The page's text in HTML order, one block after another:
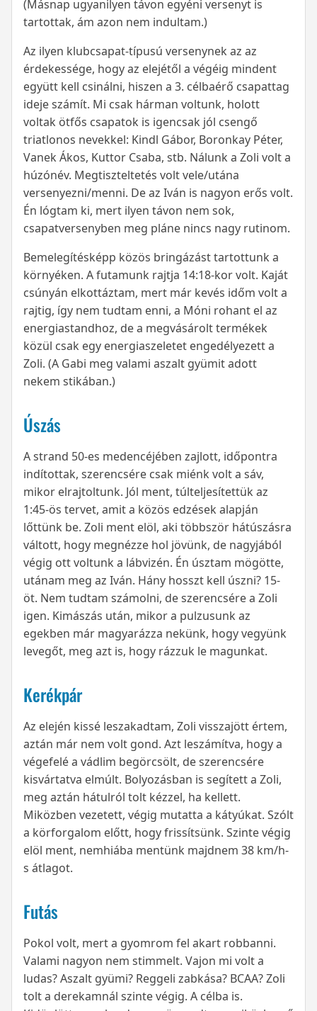
(Másnap ugyanilyen távon egyéni versenyt is
tartottak, ám azon nem indultam.)
Az ilyen klubcsapat-típusú versenynek az az
érdekessége, hogy az elejétől a végéig mindent
együtt kell csinálni, hiszen a 3. célbaérő csapattag
ideje számít. Mi csak hárman voltunk, holott
voltak ötfős csapatok is igencsak jól csengő
triatlonos nevekkel: Kindl Gábor, Boronkay Péter,
Vanek Ákos, Kuttor Csaba, stb. Nálunk a Zoli volt a
húzónév. Megtiszteltetés volt vele/utána
versenyezni/menni. De az Iván is nagyon erős volt.
Én lógtam ki, mert ilyen távon nem sok,
csapatversenyben meg pláne nincs nagy rutinom.
Bemelegítésképp közös bringázást tartottunk a
környéken. A futamunk rajtja 14:18-kor volt. Kaját
csúnyán elkottáztam, mert már kevés időm volt a
rajtig, így nem tudtam enni, a Móni rohant el az
energiastandhoz, de a megvásárolt termékek
közül csak egy energiaszeletet engedélyezett a
Zoli. (A Gabi meg valami aszalt gyümit adott
nekem stikában.)
Úszás
A strand 50-es medencéjében zajlott, időpontra
indítottak, szerencsére csak miénk volt a sáv,
mikor elrajtoltunk. Jól ment, túlteljesítettük az
1:45-ös tervet, amit a közös edzések alapján
lőttünk be. Zoli ment elöl, aki többször hátúszásra
váltott, hogy megnézze hol jövünk, de nagyjából
végig ott voltunk a lábvizén. Én úsztam mögötte,
utánam meg az Iván. Hány hosszt kell úszni? 15-
öt. Nem tudtam számolni, de szerencsére a Zoli
igen. Kimászás után, mikor a pulzusunk az
egekben már magyarázza nekünk, hogy vegyünk
levegőt, meg azt is, hogy rázzuk le magunkat.
Kerékpár
Az elején kissé leszakadtam, Zoli visszajött értem,
aztán már nem volt gond. Azt leszámítva, hogy a
végefelé a vádlim begörcsölt, de szerencsére
kisvártatva elmúlt. Bolyozásban is segített a Zoli,
meg aztán hátulról tolt kézzel, ha kellett.
Miközben vezetett, végig mutatta a kátyúkat. Szólt
a körforgalom előtt, hogy frissítsünk. Szinte végig
elöl ment, nemhiába mentünk majdnem 38 km/h-
s átlagot.
Futás
Pokol volt, mert a gyomrom fel akart robbanni.
Valami nagyon nem stimmelt. Vajon mi volt a
ludas? Aszalt gyümi? Reggeli zabkása? BCAA? Zoli
tolt a derekamnál szinte végig. A célba is.